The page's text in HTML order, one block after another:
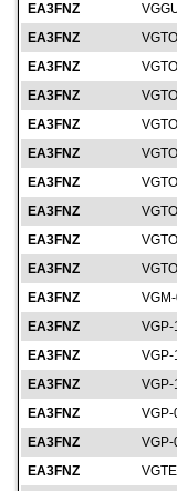
EA3FNZ
EA3FNZ
EA3FNZ
EA3FNZ
EA3FNZ
EA3FNZ
EA3FNZ
EA3FNZ
EA3FNZ
EA3FNZ
EA3FNZ
EA3FNZ
VGP-
EA3FNZ
EA3FNZ
EA3FNZ
EA3FNZ
EA3FNZ